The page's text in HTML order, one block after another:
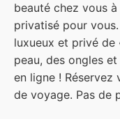
beauté chez vous
privatisé pour
luxueux et privé de
peau, des ongles
en ligne ! Réservez
de voyage. Pas de